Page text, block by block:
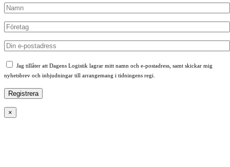
Jag tillåter att Dagens Logistik lagrar mitt namn och e-postadress, samt skickar mig
nyhetsbrev och inbjudningar till arrangemang i tidningens regi.
×